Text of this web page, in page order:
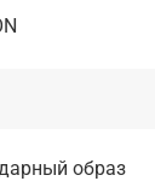
образ